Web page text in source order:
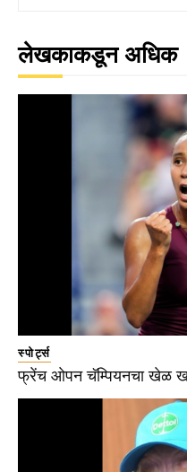
लेखकाकडून अधिक
स्पोर्ट्स
फ्रेंच ओपन चॅम्पियनचा खेळ